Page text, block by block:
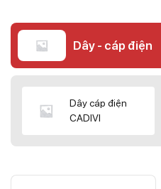
Dây - cáp điện
Dây cáp điện
CADIVI